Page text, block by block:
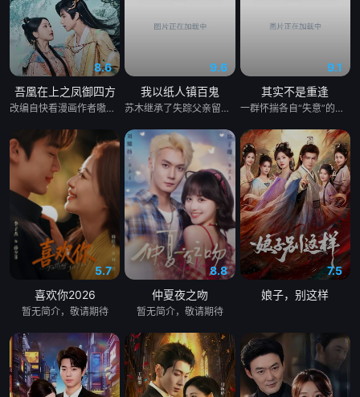
8.6
吾凰在上之凤御四方
改编自快看漫画作者嗷小泽的独家连载漫画《吾凰在上》。 现代少女奚圆（姜贞羽 饰）因意外踏入玄机界，继而卷入虎云国内乱的漩涡，身陷重重危机，而在一次次险象环生中，奚圆的真实身份逐渐浮出水面，她体内的凤凰神力也在机缘巧合下被激发觉醒。肩负整个玄机界安危的奚圆将个人的生死抛之脑后挺身而出，勇敢地向至高的神律挑战，并最终凭借自身的聪慧与坚韧守护了玄机界的苍生。
9.6
我以纸人镇百鬼
苏木继承了失踪父亲留下的白事馆，本想低调扎纸维生，却因一具流血的新娘纸人卷入了一场跨越十年的惊天阴谋。这纸人身上，竟贴着父亲消失前的绝命符箓。为了寻找父亲，苏木手持家传罗盘，独闯古镇鬼婚宴，掌扇招魂神棍。深陷租界纸域大楼，反杀吸血资本家。最终踏入生人勿近的封门村，揭开百人活尸背后的血泪冤案。随着三块罗盘碎片合一，当年的背叛者，父亲的结拜兄弟王叔现身夺宝。王叔布下万怨噬魂阵，欲将苏木炼成杀戮傀儡。生死关头，苏木觉醒苏家至高血脉，融合父亲残魂，引九霄神雷荡平邪祟。你以为苏家扎的是纸，不，扎的是这世间的公道。从此，苏木手持罗盘，行走阴阳，开启了一段热血又诡异的捉鬼传奇。
9.1
其实不是重逢
一群怀揣各自“失意”的年轻人，在沿海小城南安相遇相知，他们决心各展所长创办旅行社。他们以当地的特色人文与美食为引，用真诚与创意打动游客。尽管在创业路上笑料百出，但他们也渐渐褪去青涩，逐渐打响“成功旅行社”的品牌。从“冤家”互怼到甜蜜携手，“成功小分队”不仅在南安扎根了事业，更收获了惺惺相惜的友情与双向奔赴的爱情。
5.7
喜欢你2026
暂无简介，敬请期待
8.8
仲夏夜之吻
暂无简介，敬请期待
7.5
娘子，别这样